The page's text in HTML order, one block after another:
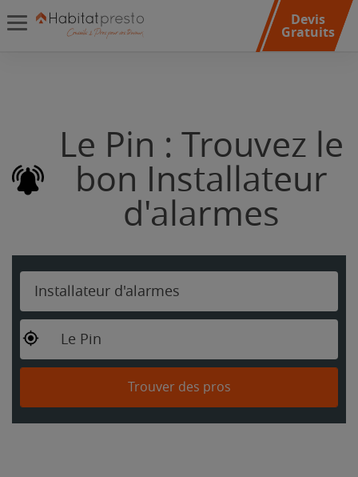
Devis
Gratuits
Le Pin : Trouvez le
bon Installateur
d'alarmes
Installateur d'alarmes
Le Pin
Trouver des pros